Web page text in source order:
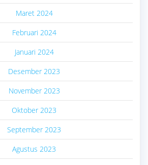
Maret 2024
Februari 2024
Januari 2024
Desember 2023
November 2023
Oktober 2023
September 2023
Agustus 2023